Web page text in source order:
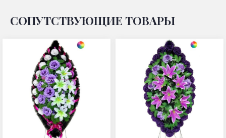
СОПУТСТВУЮЩИЕ ТОВАРЫ